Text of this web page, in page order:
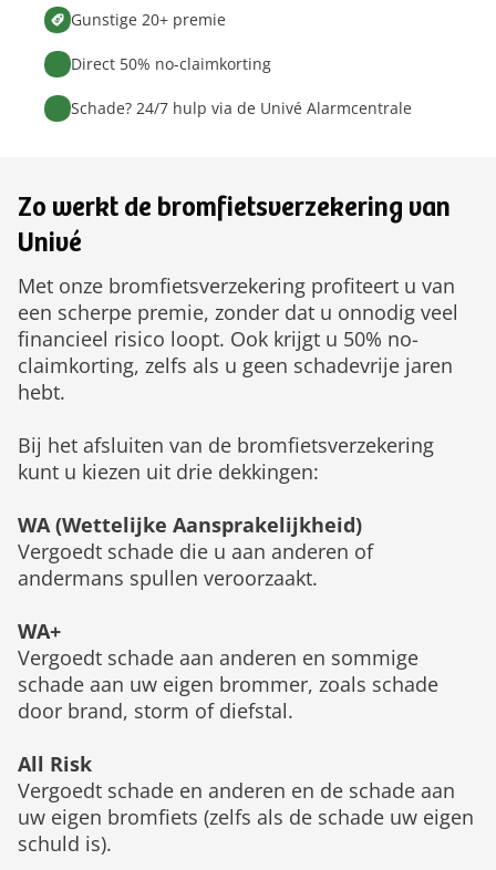
Gunstige 20+ premie
Direct 50% no-claimkorting
Schade? 24/7 hulp via de Univé Alarmcentrale
Zo werkt de bromfietsverzekering van
Univé
Met onze bromfietsverzekering profiteert u van
een scherpe premie, zonder dat u onnodig veel
financieel risico loopt. Ook krijgt u 50% no-
claimkorting, zelfs als u geen schadevrije jaren
hebt.
Bij het afsluiten van de bromfietsverzekering
kunt u kiezen uit drie dekkingen:
WA (Wettelijke Aansprakelijkheid)
Vergoedt schade die u aan anderen of
andermans spullen veroorzaakt.
WA+
Vergoedt schade aan anderen en sommige
schade aan uw eigen brommer, zoals schade
door brand, storm of diefstal.
All Risk
Vergoedt schade en anderen en de schade aan
uw eigen bromfiets (zelfs als de schade uw eigen
schuld is).